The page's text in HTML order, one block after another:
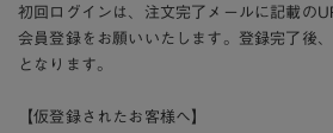
初回ログインは、注文完了メールに記載の
会員登録をお願いいたします。登録完了後
となります。
【仮登録されたお客様へ】